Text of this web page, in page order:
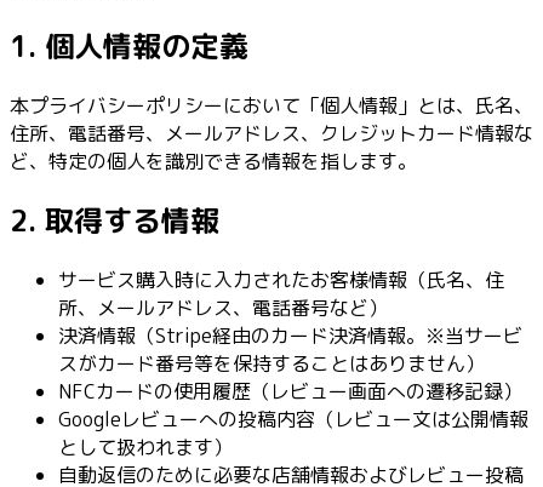
1. 個人情報の定義
本プライバシーポリシーにおいて「個人情報」とは、氏名、
住所、電話番号、メールアドレス、クレジットカード情報な
ど、特定の個人を識別できる情報を指します。
2. 取得する情報
サービス購入時に入力されたお客様情報（氏名、住
所、メールアドレス、電話番号など）
決済情報（Stripe経由のカード決済情報。※当サービ
スがカード番号等を保持することはありません）
NFCカードの使用履歴（レビュー画面への遷移記録）
Googleレビューへの投稿内容（レビュー文は公開情報
として扱われます）
自動返信のために必要な店舗情報およびレビュー投稿